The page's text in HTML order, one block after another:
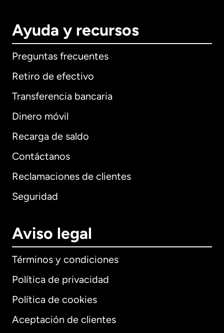
Ayuda y recursos
Preguntas frecuentes
Retiro de efectivo
Transferencia bancaria
Dinero móvil
Recarga de saldo
Contáctanos
Reclamaciones de clientes
Seguridad
Aviso legal
Términos y condiciones
Política de privacidad
Política de cookies
Aceptación de clientes